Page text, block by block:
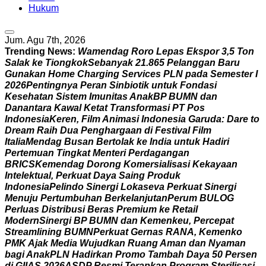
Hukum
Jum. Agu 7th, 2026
Trending News: Wamendag Roro Lepas Ekspor 3,5 Ton
Salak ke TiongkokSebanyak 21.865 Pelanggan Baru
Gunakan Home Charging Services PLN pada Semester I
2026Pentingnya Peran Sinbiotik untuk Fondasi
Kesehatan Sistem ImunitasAnakBP BUMN dan
Danantara Kawal Ketat Transformasi PT Pos
IndonesiaKeren, FilmAnimasi Indonesia Garuda: Dare to
Dream Raih Dua Penghargaan di Festival Film
ItaliaMendag Busan Bertolak ke India untuk Hadiri
Pertemuan Tingkat Menteri Perdagangan
BRICSKemendag Dorong Komersialisasi Kekayaan
Intelektual, Perkuat Daya Saing Produk
IndonesiaPelindo Sinergi Lokaseva Perkuat Sinergi
Menuju Pertumbuhan BerkelanjutanPerum BULOG
Perluas Distribusi Beras Premium ke Retail
ModernSinergi BP BUMN dan Kemenkeu, Percepat
Streamlining BUMNPerkuat Gernas RANA, Kemenko
PMKAjak Media Wujudkan RuangAman dan Nyaman
bagiAnakPLN Hadirkan Promo Tambah Daya 50 Persen